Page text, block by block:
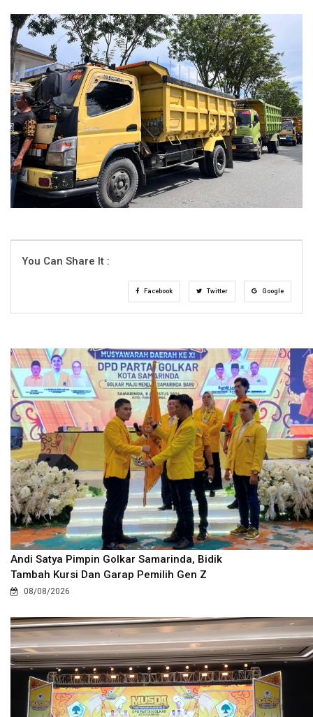
You Can Share It :
Facebook Twitter Google
Andi Satya Pimpin Golkar Samarinda, Bidik
Tambah Kursi Dan Garap Pemilih Gen Z
08/08/2026